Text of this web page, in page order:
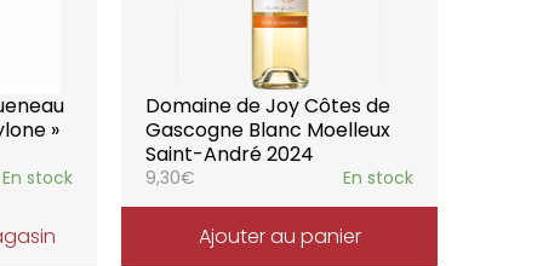
»
En stock
Domaine de Joy Côtes de
Gascogne Blanc Moelleux
Saint-André 2024
9,30€ En stock
Ajouter au panier